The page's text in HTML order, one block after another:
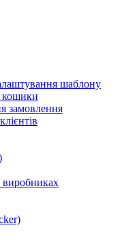
шаблону
кошики
замовлення
виробниках